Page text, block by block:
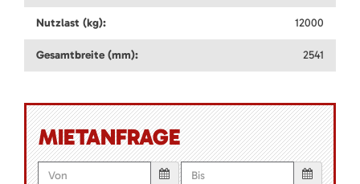
Nutzlast (kg): 12000
Gesamtbreite (mm): 2541
MIETANFRAGE